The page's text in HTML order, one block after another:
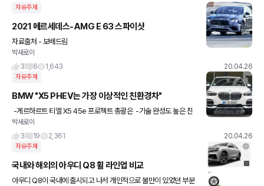
자유주제
2021 메르세데스-AMG E 63 스파이샷
자료출처 - 보배드림
박새로이
3
6 1,643 20.04.26
자유주제
BMW "X5 PHEV는 가장 이상적인 친환경차"
-게르하르트 티엘 X5 45e 프로젝트 총괄은 -기술 완성도 높은 친
환경 SUV 강조 BMW가 친환경 SUV시장을 주도할 차로 X5의 플
러그인 하이브리드(PHEV) 버전인 'X5 x드라이브 4
박새로이
3
19 2,361 20.04.26
자유주제
국내와 해외의 아우디 Q8 휠 라인업 비교
아우디 Q8이 국내에 출시되고 나서 개인적으로 불만이 있었던 부분